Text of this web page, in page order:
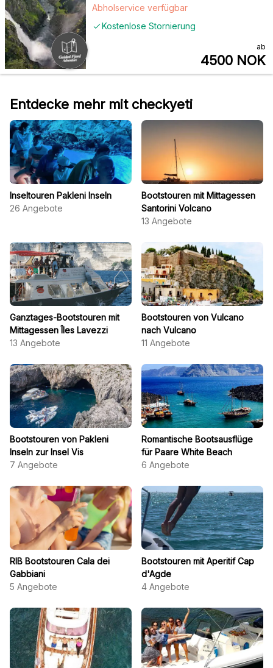
Kostenlose Stornierung
Abholservice verfügbar
ab
4500 NOK
Entdecke mehr mit checkyeti
Inseltouren Pakleni Inseln
26 Angebote
Bootstouren mit Mittagessen
Santorini Volcano
13 Angebote
Ganztages-Bootstouren mit
Mittagessen Îles Lavezzi
13 Angebote
Bootstouren von Vulcano
nach Vulcano
11 Angebote
Bootstouren von Pakleni
Inseln zur Insel Vis
7 Angebote
Romantische Bootsausflüge
für Paare White Beach
6 Angebote
RIB Bootstouren Cala dei
Gabbiani
5 Angebote
Bootstouren mit Aperitif Cap
d'Agde
4 Angebote